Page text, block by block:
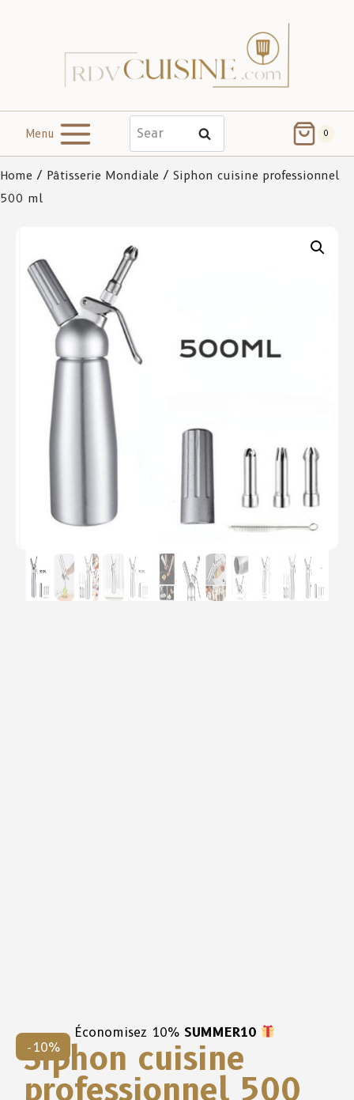
Menu Search 0
Home / Pâtisserie Mondiale / Siphon cuisine professionnel
500 ml
-10%
Économisez 10% SUMMER10
Siphon cuisine
professionnel 500